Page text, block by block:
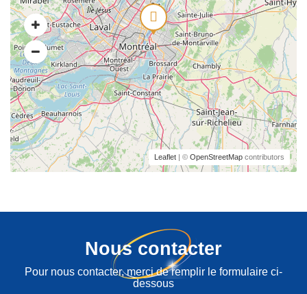
Leaflet | © OpenStreetMap contributors
Nous contacter
Pour nous contacter, merci de remplir le formulaire ci-
dessous